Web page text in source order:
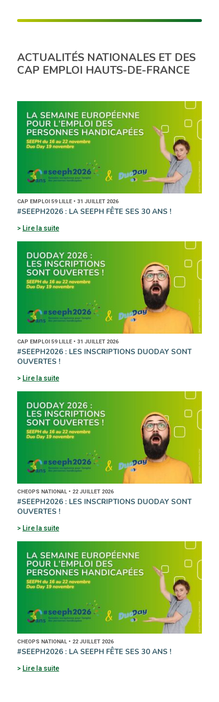
ACTUALITÉS NATIONALES ET DES
CAP EMPLOI HAUTS-DE-FRANCE
CAP EMPLOI 59 LILLE • 31 JUILLET 2026
#SEEPH2026 : LA SEEPH FÊTE SES 30 ANS !
Lire la suite
CAP EMPLOI 59 LILLE • 31 JUILLET 2026
#SEEPH2026 : LES INSCRIPTIONS DUODAY SONT
OUVERTES !
Lire la suite
CHEOPS NATIONAL • 22 JUILLET 2026
#SEEPH2026 : LES INSCRIPTIONS DUODAY SONT
OUVERTES !
Lire la suite
CHEOPS NATIONAL • 22 JUILLET 2026
#SEEPH2026 : LA SEEPH FÊTE SES 30 ANS !
Lire la suite